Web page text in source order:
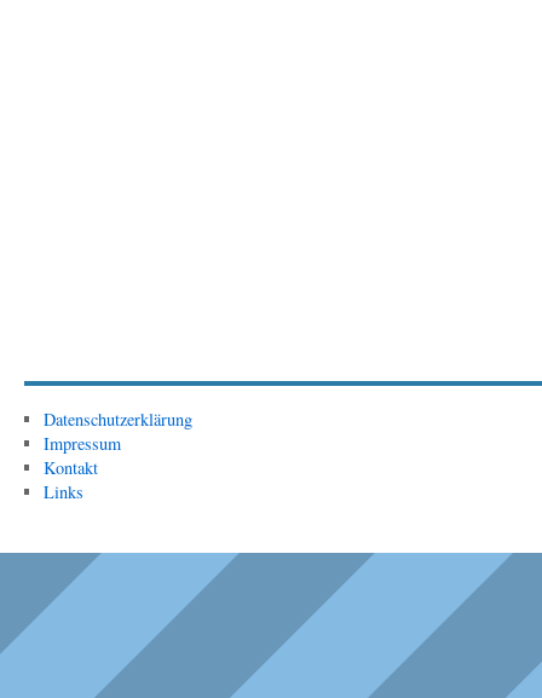
Datenschutzerklärung
Impressum
Kontakt
Links